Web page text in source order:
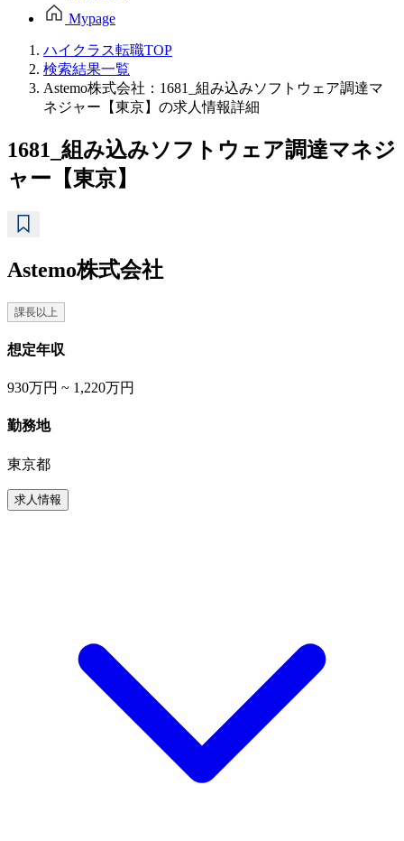
Mypage
ハイクラス転職TOP
検索結果一覧
Astemo株式会社：1681_組み込みソフトウェア調達マ
ネジャー【東京】の求人情報詳細
1681_組み込みソフトウェア調達マネジ
ャー【東京】
Astemo株式会社
課長以上
想定年収
930万円 ~ 1,220万円
勤務地
東京都
求人情報